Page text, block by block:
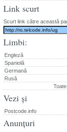
Link scurt
Scurt link către această
Limbi:
Engleză
Spaniolă
Germană
Rusă
Vezi și
Postcode.info
Anunțuri